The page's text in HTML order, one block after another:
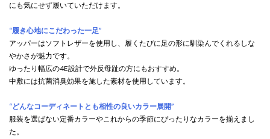
にも気にせず履いていただけます。
“履き心地にこだわった一足”
アッパーはソフトレザーを使用し、履くたびに足の形に馴染んでくれるしな
やかさが魅力です。
ゆったり幅広の4E設計で外反母趾の方にもおすすめ。
中敷には抗菌消臭効果を施した素材を使用しています。
“どんなコーディネートとも相性の良いカラー展開”
服装を選ばない定番カラーやこれからの季節にぴったりなカラーを揃えまし
た。